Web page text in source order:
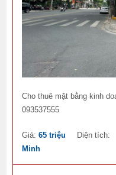
Cho thuê mặt bằng kinh
093537555
Giá:65 triệu Diện tích:
Minh